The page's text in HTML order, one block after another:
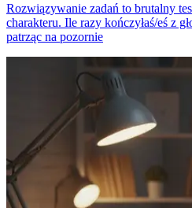
Rozwiązywanie zadań to brutalny
charakteru. Ile razy kończyłaś/eś z
patrząc na pozornie